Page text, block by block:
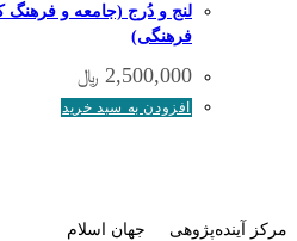
لنج و دُرج (جامعه و فرهنگ
فرهنگی)
2,500,000 ﷼
افزودن به سبد خرید
مرکز آینده‌پژوهی جهان اسلام